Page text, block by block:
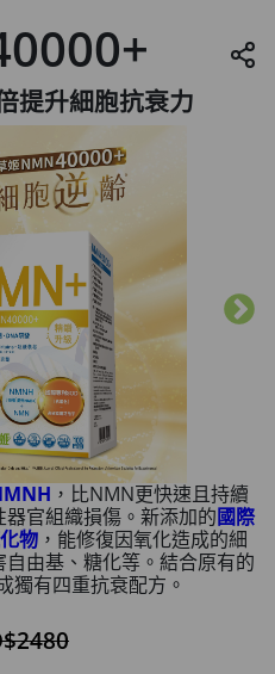
提升細胞抗衰力
，比NMN更快速且持續
官組織損傷。新添加的國際
物 ，能修復因氧化造成的細
由基、糖化等。結合原有的
獨有四重抗衰配方。